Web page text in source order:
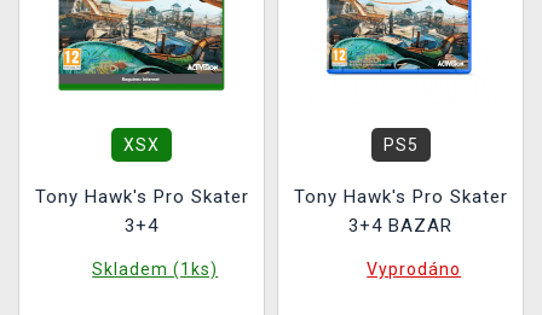
XSX
Tony Hawk's Pro Skater
3+4
Skladem (1ks)
PS5
Tony Hawk's Pro Skater
3+4 BAZAR
Vyprodáno